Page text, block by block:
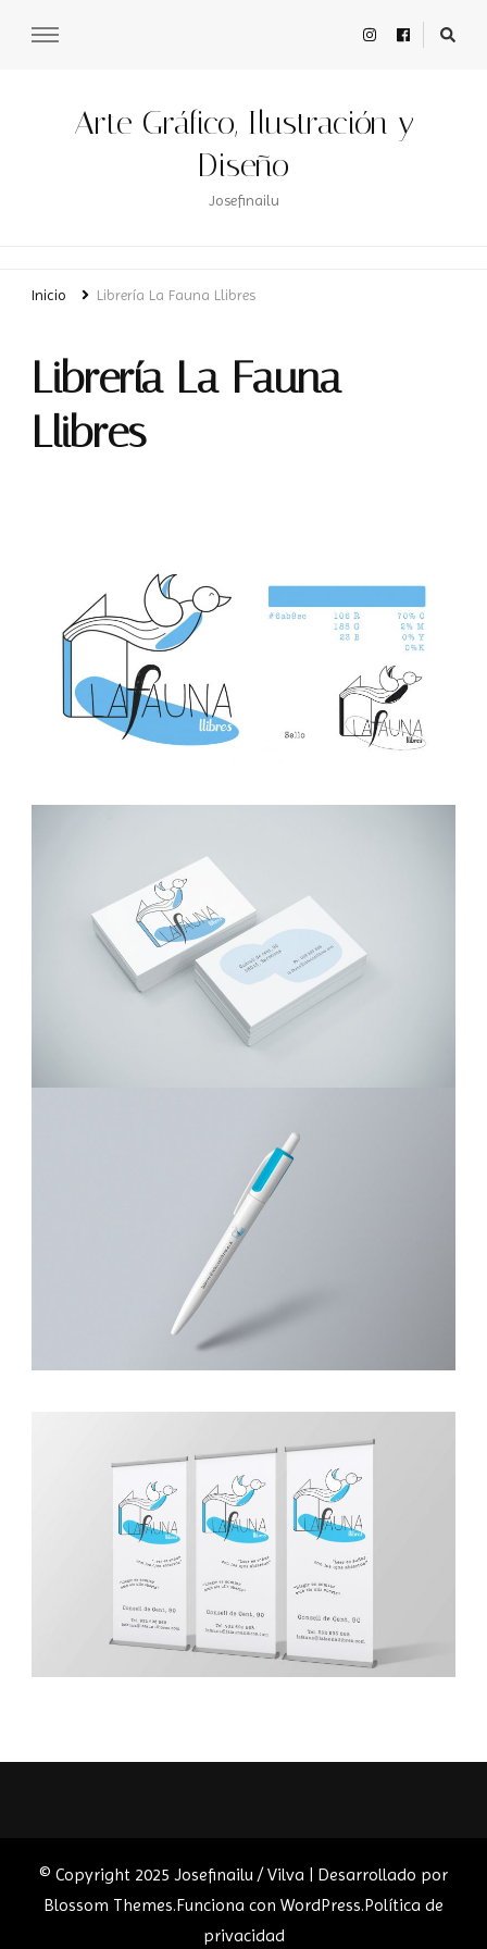
Arte Gráfico, Ilustración y
Diseño
Josefinailu
Inicio Librería La Fauna Llibres
Librería La Fauna
Llibres
© Copyright 2025 Josefinailu / Vilva | Desarrollado por
Blossom Themes.Funciona con WordPress.Política de
privacidad